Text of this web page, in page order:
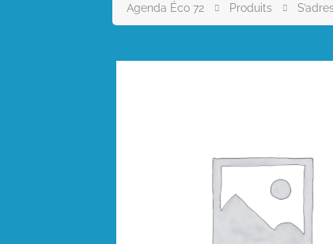
Agenda Éco 72 Produits